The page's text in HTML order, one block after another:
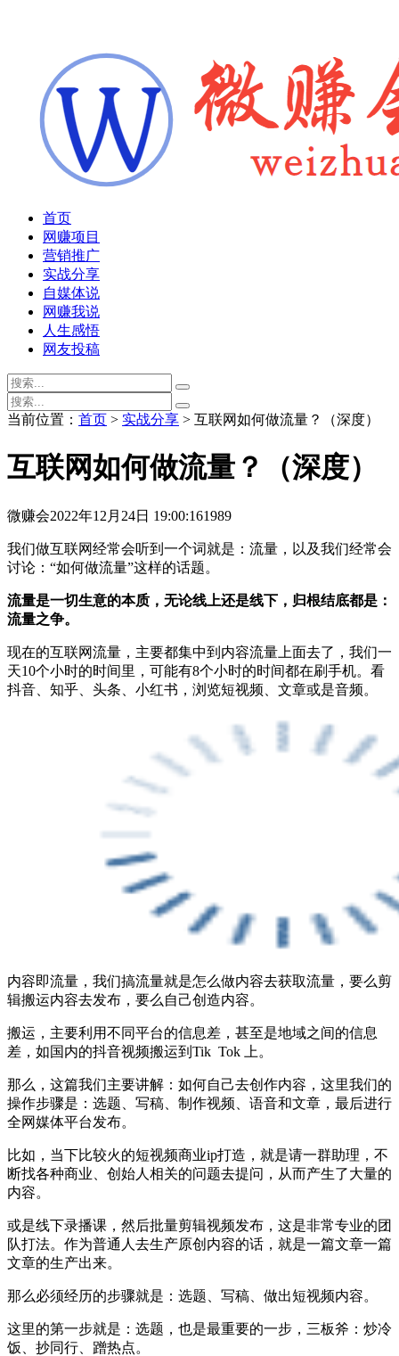
首页
网赚项目
营销推广
实战分享
自媒体说
网赚我说
人生感悟
网友投稿
当前位置： 首页 > 实战分享 > 互联网如何做流量？（深度）
互联网如何做流量？（深度）
微赚会2022年12月24日 19:00:161989
我们做互联网经常会听到一个词就是：流量，以及我们经常会
讨论：“如何做流量”这样的话题。
流量是一切生意的本质，无论线上还是线下，归根结底都是：
流量之争。
现在的互联网流量，主要都集中到内容流量上面去了，我们一
天10个小时的时间里，可能有8个小时的时间都在刷手机。看
抖音、知乎、头条、小红书，浏览短视频、文章或是音频。
内容即流量，我们搞流量就是怎么做内容去获取流量，要么剪
辑搬运内容去发布，要么自己创造内容。
搬运，主要利用不同平台的信息差，甚至是地域之间的信息
差，如国内的抖音视频搬运到Tik Tok 上。
那么，这篇我们主要讲解：如何自己去创作内容，这里我们的
操作步骤是：选题、写稿、制作视频、语音和文章，最后进行
全网媒体平台发布。
比如，当下比较火的短视频商业ip打造，就是请一群助理，不
断找各种商业、创始人相关的问题去提问，从而产生了大量的
内容。
或是线下录播课，然后批量剪辑视频发布，这是非常专业的团
队打法。作为普通人去生产原创内容的话，就是一篇文章一篇
文章的生产出来。
那么必须经历的步骤就是：选题、写稿、做出短视频内容。
这里的第一步就是：选题，也是最重要的一步，三板斧：炒冷
饭、抄同行、蹭热点。